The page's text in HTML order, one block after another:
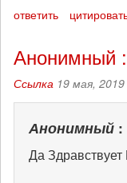
ответить
Анонимный :
Ссылка 19 мая,
Анонимный:
Да